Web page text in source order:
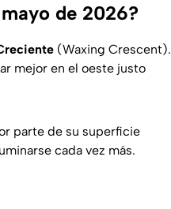
de 2026?
(Waxing Crescent).
mejor en el oeste justo
parte de su superficie
cada vez más.